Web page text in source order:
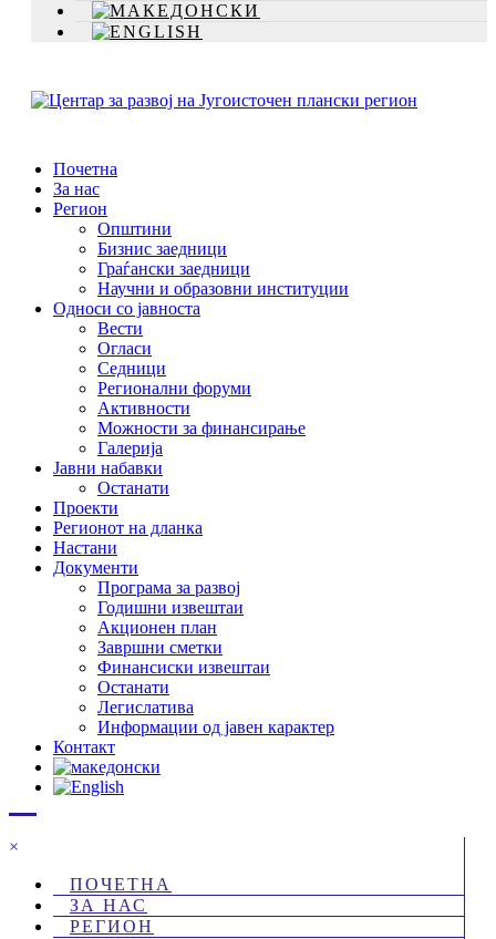
Почетна
За нас
Регион
Општини
Бизнис заедници
Граѓански заедници
Научни и образовни институции
Односи со јавноста
Вести
Огласи
Седници
Регионални форуми
Активности
Можности за финансирање
Галерија
Јавни набавки
Останати
Проекти
Регионот на дланка
Настани
Документи
Програма за развој
Годишни извештаи
Акционен план
Завршни сметки
Финансиски извештаи
Останати
Легислатива
Информации од јавен карактер
Контакт
×
ПОЧЕТНА
ЗА НАС
РЕГИОН